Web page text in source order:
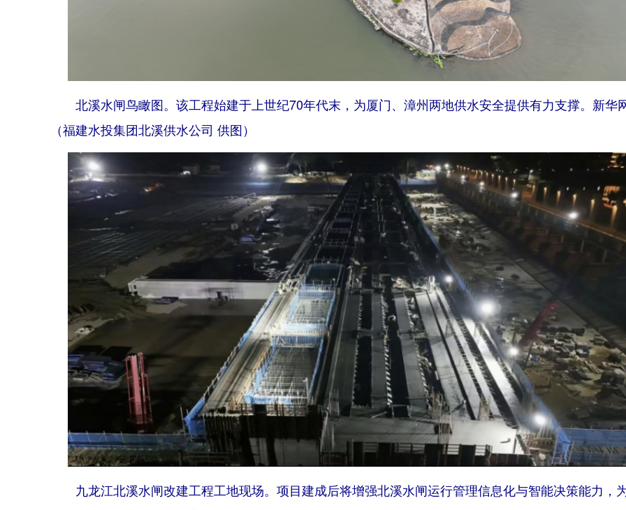
北溪水闸鸟瞰图。该工程始建于上世纪70年代末，为厦门、漳州两地供水安全提供有力支撑。新华
（福建水投集团北溪供水公司 供图）
九龙江北溪水闸改建工程工地现场。项目建成后将增强北溪水闸运行管理信息化与智能决策能力，